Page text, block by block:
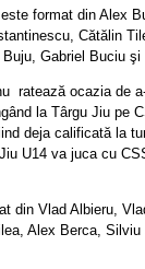
format din Alex
Cătălin
Gabriel Buciu şi
ratează ocazia de
la Târgu Jiu pe
deja calificată la
U14 va juca cu
din Vlad Albieru,
Alex Berca,